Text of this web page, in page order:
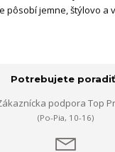
pôsobí jemne, štýlovo a
Potrebujete
podpora Top
(Po-Pia, 10-16)